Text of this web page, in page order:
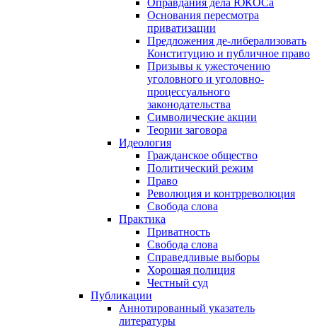
Оправдания дела ЮКОСа
Основания пересмотра
приватизации
Предложения де-либерализовать
Конституцию и публичное право
Призывы к ужесточению
уголовного и уголовно-
процессуального
законодательства
Символические акции
Теории заговора
Идеология
Гражданское общество
Политический режим
Право
Революция и контрреволюция
Свобода слова
Практика
Приватность
Свобода слова
Справедливые выборы
Хорошая полиция
Честный суд
Публикации
Аннотированный указатель
литературы